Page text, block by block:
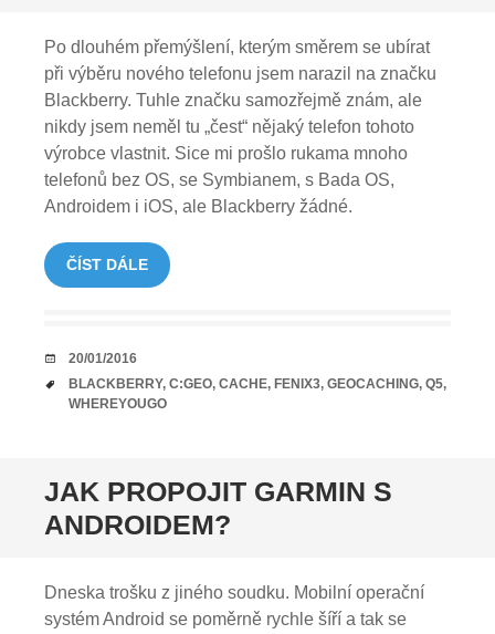
Po dlouhém přemýšlení, kterým směrem se ubírat
při výběru nového telefonu jsem narazil na značku
Blackberry. Tuhle značku samozřejmě znám, ale
nikdy jsem neměl tu „čest“ nějaký telefon tohoto
výrobce vlastnit. Sice mi prošlo rukama mnoho
telefonů bez OS, se Symbianem, s Bada OS,
Androidem i iOS, ale Blackberry žádné.
ČÍST DÁLE
DATUM
20/01/2016
TAGY
BLACKBERRY, C:GEO, CACHE, FENIX3, GEOCACHING, Q5,
WHEREYOUGO
JAK PROPOJIT GARMIN S
ANDROIDEM?
Dneska trošku z jiného soudku. Mobilní operační
systém Android se poměrně rychle šíří a tak se